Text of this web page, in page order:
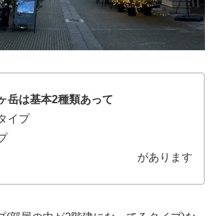
岳は基本2種類あって
イプ
があります